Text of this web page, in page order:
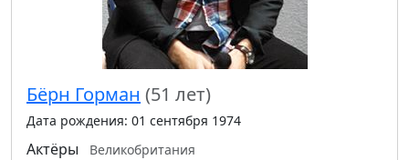
Бёрн Горман (51 лет)
Дата рождения: 01 сентября 1974
Актёры
Великобритания